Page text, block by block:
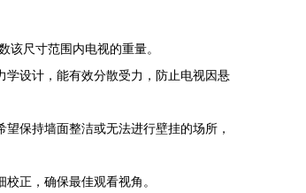
尺寸范围内电视的重量。
学设计，能有效分散受力，防止电视因悬
保持墙面整洁或无法进行壁挂的场所，
正，确保最佳观看视角。